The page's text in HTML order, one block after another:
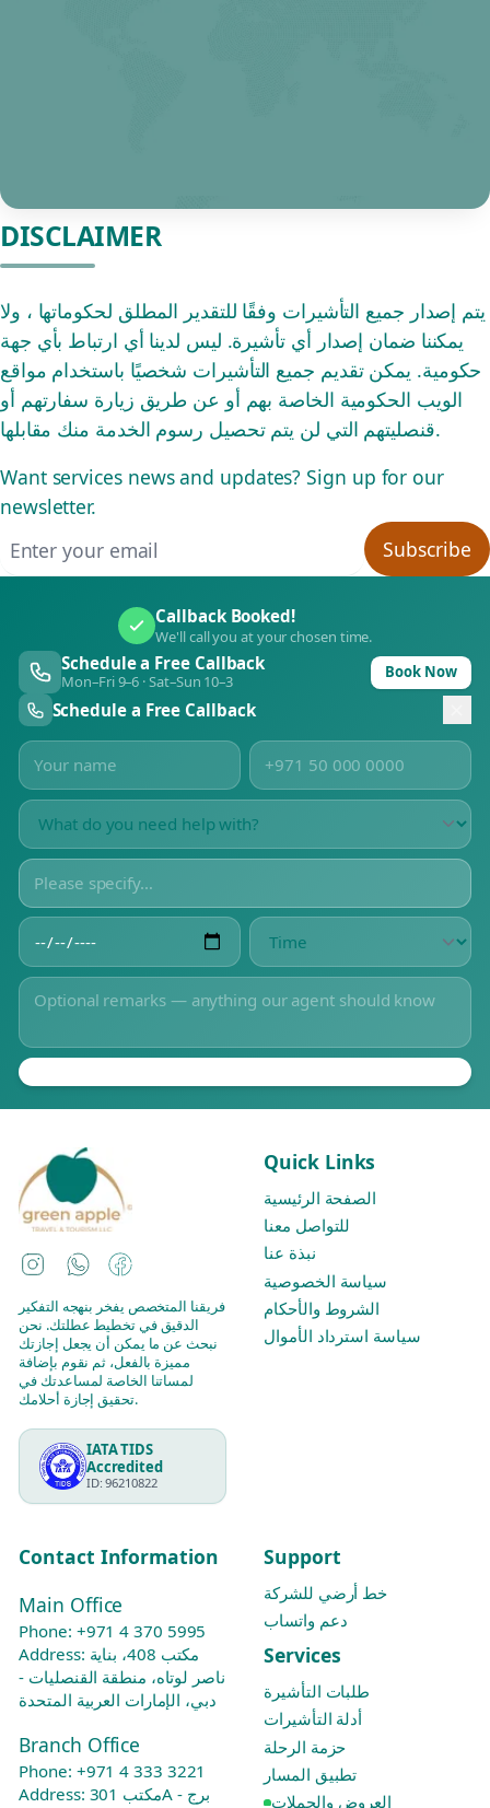
DISCLAIMER
يتم إصدار جميع التأشيرات وفقًا للتقدير المطلق لحكوماتها ، ولا
يمكننا ضمان إصدار أي تأشيرة. ليس لدينا أي ارتباط بأي جهة
حكومية. يمكن تقديم جميع التأشيرات شخصيًا باستخدام مواقع
الويب الحكومية الخاصة بهم أو عن طريق زيارة سفارتهم أو
قنصليتهم التي لن يتم تحصيل رسوم الخدمة منك مقابلها.
Want services news and updates? Sign up for our
newsletter.
Subscribe
Callback Booked!
We'll call you at your chosen time.
Schedule a Free Callback
Mon–Fri 9–6 · Sat–Sun 10–3 Book Now
Schedule a Free Callback
Instagram
WhatsAppFacebook
فريقنا المتخصص يفخر بنهجه التفكير
الدقيق في تخطيط عطلتك. نحن
نبحث عن ما يمكن أن يجعل إجازتك
مميزة بالفعل، ثم نقوم بإضافة
لمساتنا الخاصة لمساعدتك في
تحقيق إجازة أحلامك.
IATA TIDS
Accredited
ID: 96210822
Quick Links
الصفحة الرئيسية
للتواصل معنا
نبذة عنا
سياسة الخصوصية
الشروط والأحكام
سياسة استرداد الأموال
Contact Information
Main Office
Phone: +971 4 370 5995
Address: مكتب 408، بناية
ناصر لوتاه، منطقة القنصليات -
دبي، الإمارات العربية المتحدة
Branch Office
Phone: +971 4 333 3221
Address: مكتب 301A - برج
Support
خط أرضي للشركة
دعم واتساب
Services
طلبات التأشيرة
أدلة التأشيرات
حزمة الرحلة
تطبيق المسار
العروض والحملات